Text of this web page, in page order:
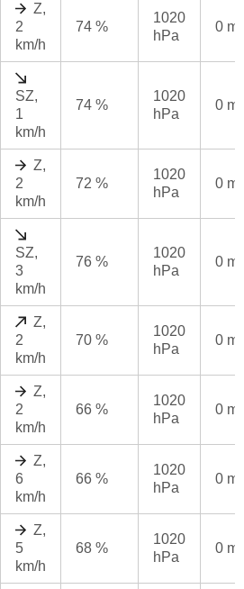
Z,
2
km/h
74 %
1020
hPa
0
SZ,
1
km/h
74 %
1020
hPa
0
Z,
2
km/h
72 %
1020
hPa
0
SZ,
3
km/h
76 %
1020
hPa
0
Z,
2
km/h
70 %
1020
hPa
0
Z,
2
km/h
66 %
1020
hPa
0
Z,
6
km/h
66 %
1020
hPa
0
Z,
5
km/h
68 %
1020
hPa
0